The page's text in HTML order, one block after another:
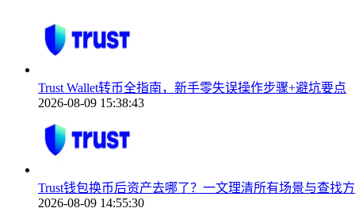
Trust Wallet转币全指南，新手零失误操作步骤+避坑要点
2026-08-09 15:38:43
Trust钱包换币后资产去哪了？一文理清所有场景与查找
2026-08-09 14:55:30